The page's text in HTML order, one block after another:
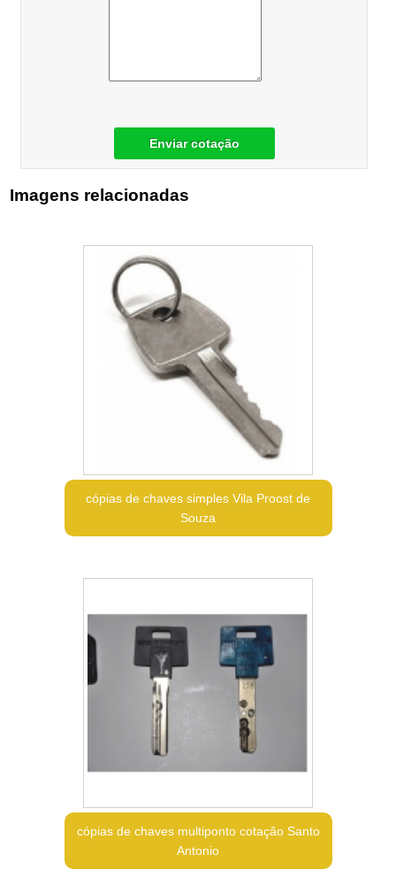
Enviar cotação
Imagens relacionadas
cópias de chaves simples Vila Proost de
Souza
cópias de chaves multiponto cotação Santo
Antonio